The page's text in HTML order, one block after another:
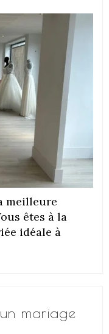
meilleure
êtes à la
idéale à
mariage